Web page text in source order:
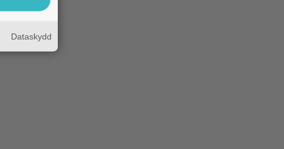
Dataskydd